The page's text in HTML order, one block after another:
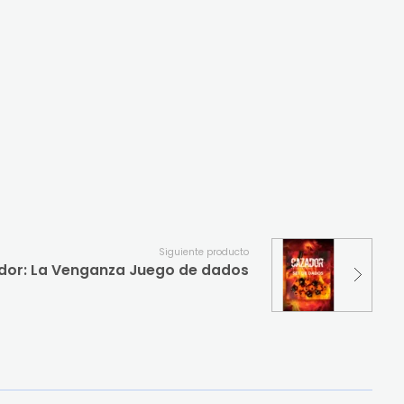
Siguiente producto
La Venganza Juego de dados